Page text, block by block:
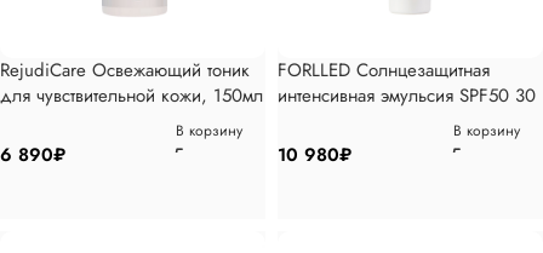
RejudiCare Освежающий тоник
для чувствительной кожи, 150мл
6 890₽
В корзину
FORLLED Солнцезащитная
интенсивная эмульсия SPF50 30
10 980₽
В корзину